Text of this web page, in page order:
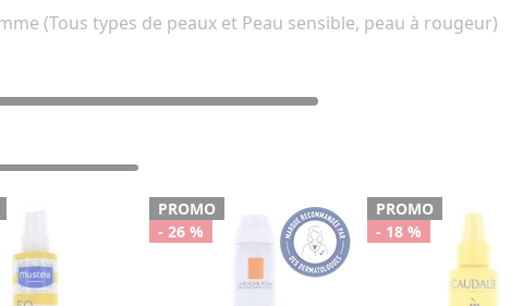
(Tous types de peaux et Peau sensible, peau à rougeur)
PROMO
- 26 %
PROMO
- 18 %